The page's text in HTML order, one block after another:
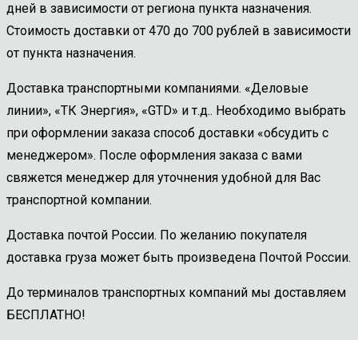
дней в зависимости от региона пункта назначения.
Стоимость доставки от 470 до 700 рублей в зависимости
от пункта назначения.
Доставка транспортными компаниями. «Деловые
линии», «ТК Энергия», «GTD» и т.д.. Необходимо выбрать
при оформлении заказа способ доставки «обсудить с
менеджером». После оформления заказа с вами
свяжется менеджер для уточнения удобной для Вас
транспортной компании.
Доставка почтой России. По желанию покупателя
доставка груза может быть произведена Почтой России.
До терминалов транспортных компаний мы доставляем
БЕСПЛАТНО!